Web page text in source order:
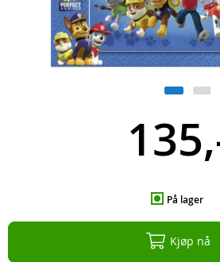
På lager
Kjøp nå